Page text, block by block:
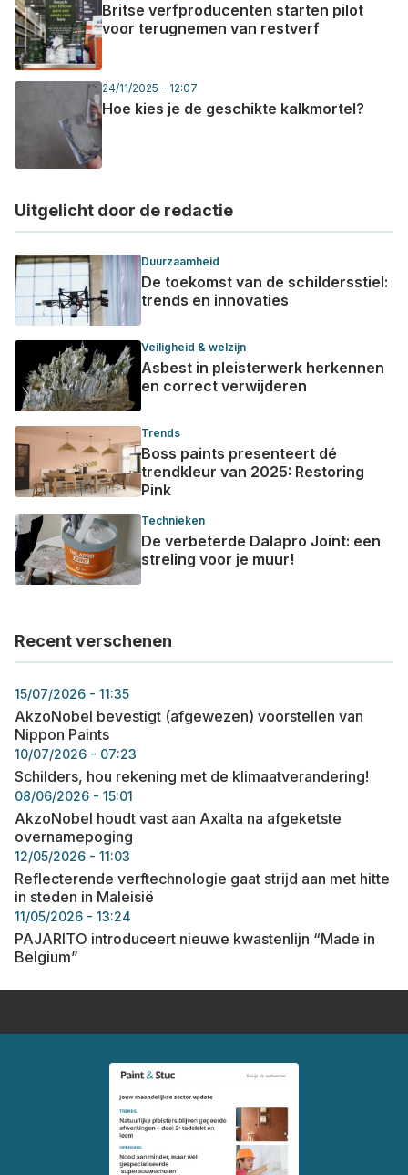
Britse verfproducenten starten pilot
voor terugnemen van restverf
24/11/2025 - 12:07
Hoe kies je de geschikte kalkmortel?
Uitgelicht door de redactie
Duurzaamheid
De toekomst van de schildersstiel:
trends en innovaties
Veiligheid & welzijn
Asbest in pleisterwerk herkennen
en correct verwijderen
Trends
Boss paints presenteert dé
trendkleur van 2025: Restoring
Pink
Technieken
De verbeterde Dalapro Joint: een
streling voor je muur!
Recent verschenen
15/07/2026 - 11:35
AkzoNobel bevestigt (afgewezen) voorstellen van
Nippon Paints
10/07/2026 - 07:23
Schilders, hou rekening met de klimaatverandering!
08/06/2026 - 15:01
AkzoNobel houdt vast aan Axalta na afgeketste
overnamepoging
12/05/2026 - 11:03
Reflecterende verftechnologie gaat strijd aan met hitte
in steden in Maleisië
11/05/2026 - 13:24
PAJARITO introduceert nieuwe kwastenlijn “Made in
Belgium”